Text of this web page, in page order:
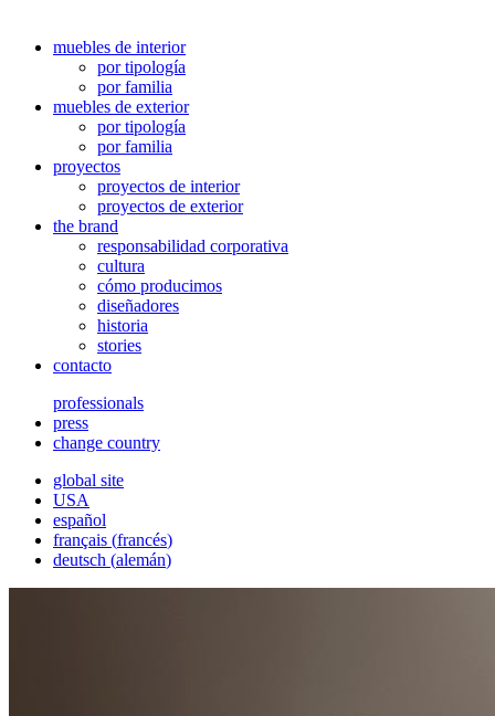
muebles de interior
por tipología
por familia
muebles de exterior
por tipología
por familia
proyectos
proyectos de interior
proyectos de exterior
the brand
responsabilidad corporativa
cultura
cómo producimos
diseñadores
historia
stories
contacto
professionals
press
change country
global site
USA
español
français (francés)
deutsch (alemán)